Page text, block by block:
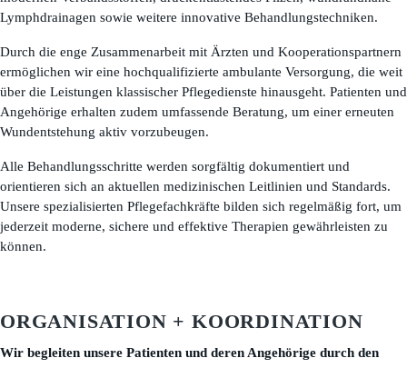
Lymphdrainagen sowie weitere innovative Behandlungstechniken.
Durch die enge Zusammenarbeit mit Ärzten und Kooperationspartnern
ermöglichen wir eine hochqualifizierte ambulante Versorgung, die weit
über die Leistungen klassischer Pflegedienste hinausgeht. Patienten und
Angehörige erhalten zudem umfassende Beratung, um einer erneuten
Wundentstehung aktiv vorzubeugen.
Alle Behandlungsschritte werden sorgfältig dokumentiert und
orientieren sich an aktuellen medizinischen Leitlinien und Standards.
Unsere spezialisierten Pflegefachkräfte bilden sich regelmäßig fort, um
jederzeit moderne, sichere und effektive Therapien gewährleisten zu
können.
ORGANISATION + KOORDINATION
Wir begleiten unsere Patienten und deren Angehörige durch den